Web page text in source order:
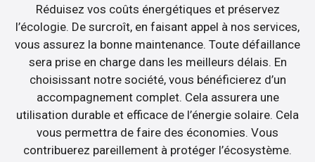
Réduisez vos coûts énergétiques et préservez
l’écologie. De surcroît, en faisant appel à nos services,
vous assurez la bonne maintenance. Toute défaillance
sera prise en charge dans les meilleurs délais. En
choisissant notre société, vous bénéficierez d’un
accompagnement complet. Cela assurera une
utilisation durable et efficace de l’énergie solaire. Cela
vous permettra de faire des économies. Vous
contribuerez pareillement à protéger l’écosystème.